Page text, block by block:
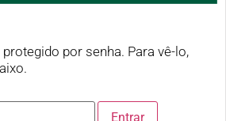
por senha. Para vê-lo,